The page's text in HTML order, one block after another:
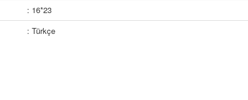
: 16*23
: Türkçe